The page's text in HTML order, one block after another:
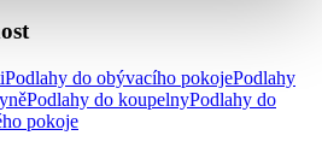
Podlahy do obývacího pokojePodlahy
Podlahy do koupelnyPodlahy do
pokoje